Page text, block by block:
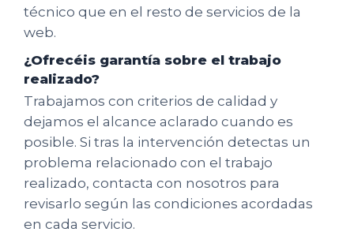
técnico que en el resto de servicios de la
web.
¿Ofrecéis garantía sobre el trabajo
realizado?
Trabajamos con criterios de calidad y
dejamos el alcance aclarado cuando es
posible. Si tras la intervención detectas un
problema relacionado con el trabajo
realizado, contacta con nosotros para
revisarlo según las condiciones acordadas
en cada servicio.